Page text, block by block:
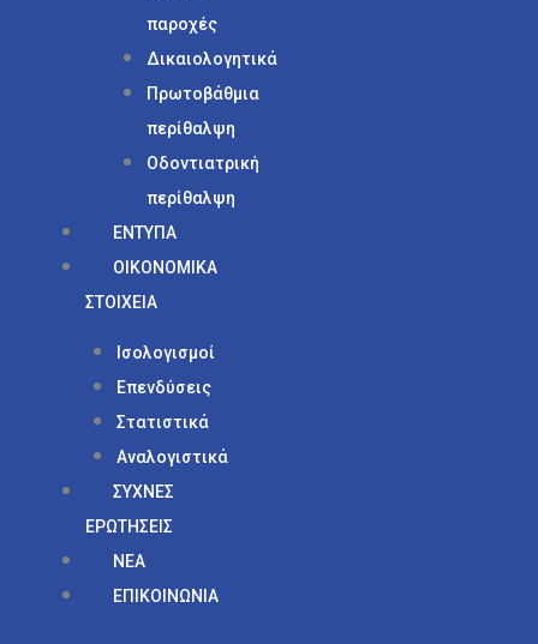
παροχές
Δικαιολογητικά
Πρωτοβάθμια
περίθαλψη
Οδοντιατρική
περίθαλψη
ΕΝΤΥΠΑ
ΟΙΚΟΝΟΜΙΚΑ
ΣΤΟΙΧΕΙΑ
Ισολογισμοί
Επενδύσεις
Στατιστικά
Αναλογιστικά
ΣΥΧΝΕΣ
ΕΡΩΤΗΣΕΙΣ
ΝΕΑ
ΕΠΙΚΟΙΝΩΝΙΑ